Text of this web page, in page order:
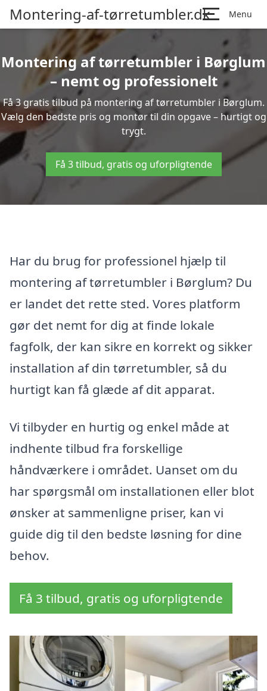
Montering-af-tørretumbler.dk Menu
Montering af tørretumbler i Børglum
– nemt og professionelt
Få 3 gratis tilbud på montering af tørretumbler i Børglum.
Vælg den bedste pris og montør til din opgave – hurtigt og
trygt.
Få 3 tilbud, gratis og uforpligtende
Har du brug for professionel hjælp til
montering af tørretumbler i Børglum? Du
er landet det rette sted. Vores platform
gør det nemt for dig at finde lokale
fagfolk, der kan sikre en korrekt og sikker
installation af din tørretumbler, så du
hurtigt kan få glæde af dit apparat.
Vi tilbyder en hurtig og enkel måde at
indhente tilbud fra forskellige
håndværkere i området. Uanset om du
har spørgsmål om installationen eller blot
ønsker at sammenligne priser, kan vi
guide dig til den bedste løsning for dine
behov.
Få 3 tilbud, gratis og uforpligtende